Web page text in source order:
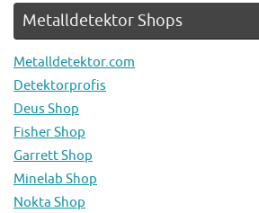
Metalldetektor Shops
Metalldetektor.com
Detektorprofis
Deus Shop
Fisher Shop
Garrett Shop
Minelab Shop
Nokta Shop